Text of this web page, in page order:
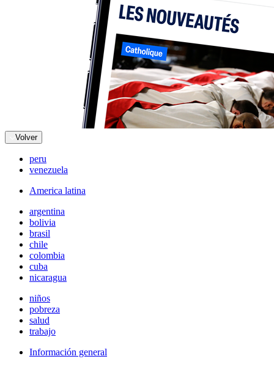
Volver
peru
venezuela
America latina
argentina
bolivia
brasil
chile
colombia
cuba
nicaragua
niños
pobreza
salud
trabajo
Información general